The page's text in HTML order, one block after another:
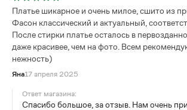
Платье шикарное и очень милое, сшито из
Фасон классический и актуальный,
После стирки платье осталось в
даже красивее, чем на фото. Всем
нежность)
Яна17 апреля 2025
Ответ магазина:
Спасибо большое, за отзыв. Нам очень